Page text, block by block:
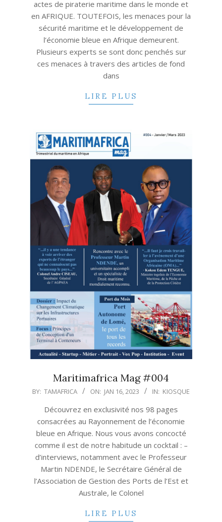
actes de piraterie maritime dans le monde et
en AFRIQUE. TOUTEFOIS, les menaces pour la
sécurité maritime et le développement de
l’économie bleue en Afrique demeurent.
Plusieurs experts se sont donc penchés sur
ces menaces à travers des articles de fond
dans
LIRE PLUS
Maritimafrica Mag #004
2023-
BY: TAMAFRICA ON: JAN 16, 2023 IN: KIOSQUE
Découvrez en exclusivité nos 98 pages
consacrées au Rayonnement de l’économie
bleue en Afrique. Nous vous avons concocté
comme il est de notre habitude un cocktail : –
d’interviews, notamment avec le Professeur
Martin NDENDE, le Secrétaire Général de
l’Association de Gestion des Ports de l’Est et
Australe, le Colonel
LIRE PLUS